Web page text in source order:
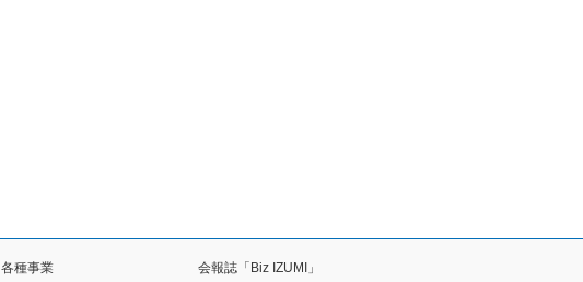
各種事業
会報誌「Biz IZUMI」